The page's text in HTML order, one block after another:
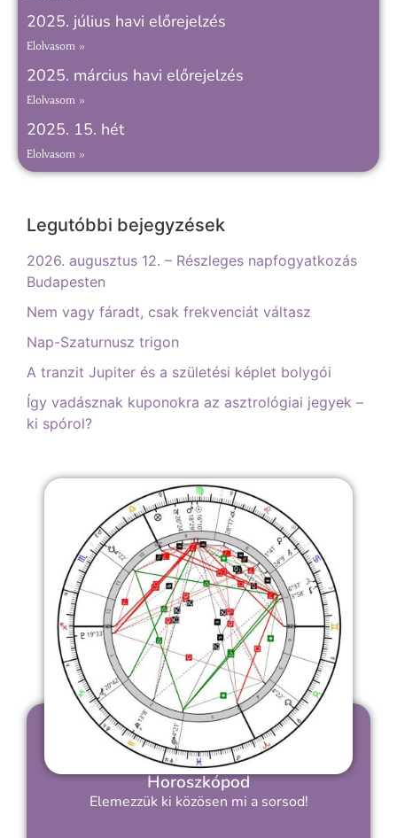
2025. július havi előrejelzés
Elolvasom »
2025. március havi előrejelzés
Elolvasom »
2025. 15. hét
Elolvasom »
Legutóbbi bejegyzések
2026. augusztus 12. – Részleges napfogyatkozás
Budapesten
Nem vagy fáradt, csak frekvenciát váltasz
Nap-Szaturnusz trigon
A tranzit Jupiter és a születési képlet bolygói
Így vadásznak kuponokra az asztrológiai jegyek –
ki spórol?
Horoszkópod
Elemezzük ki közösen mi a sorsod!